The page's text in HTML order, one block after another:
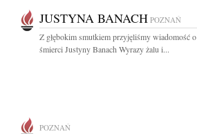
JUSTYNA BANACH POZNAŃ
Z głębokim smutkiem przyjęliśmy wiadomość o
śmierci Justyny Banach Wyrazy żalu i...
POZNAŃ